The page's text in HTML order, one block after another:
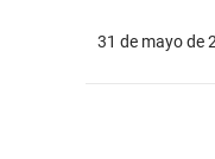
31 de mayo de